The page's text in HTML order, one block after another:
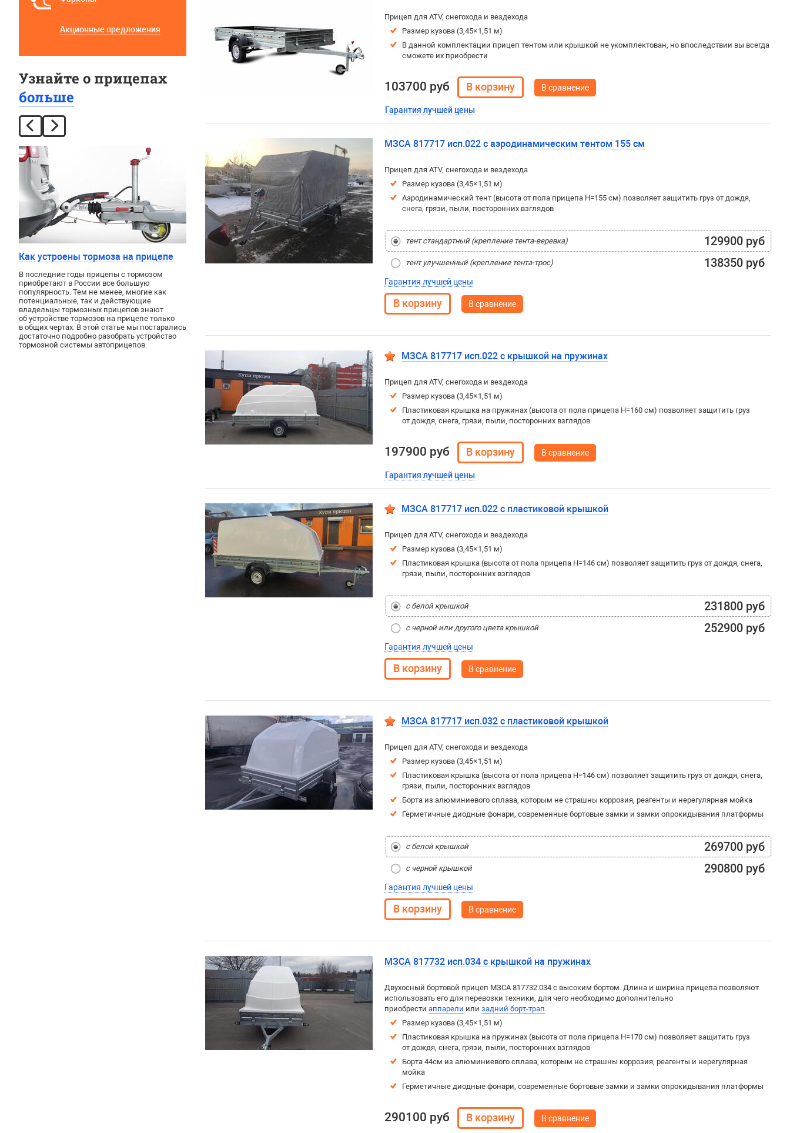
Прицеп для ATV, снегохода и вездехода
Размер кузова (3,45×1,51 м)
В данной комплектации прицеп тентом или крышкой не укомплектован, но впоследствии вы всегда
сможете их приобрести
103700 руб
Гарантия лучшей цены
В сравнение
МЗСА 817717 исп.022 с аэродинамическим тентом 155 см
Прицеп для ATV, снегохода и вездехода
Размер кузова (3,45×1,51 м)
Аэродинамический тент (высота от пола прицепа H=155 см) позволяет защитить груз от дождя,
снега, грязи, пыли, посторонних взглядов
тент стандартный (крепление тента-веревка) 129900 руб
тент улучшенный (крепление тента-трос) 138350 руб
Гарантия лучшей цены
В сравнение
МЗСА 817717 исп.022 с крышкой на пружинах
Прицеп для ATV, снегохода и вездехода
Размер кузова (3,45×1,51 м)
Пластиковая крышка на пружинах (высота от пола прицепа H=160 см) позволяет защитить груз
от дождя, снега, грязи, пыли, посторонних взглядов
197900 руб
Гарантия лучшей цены
В сравнение
МЗСА 817717 исп.022 с пластиковой крышкой
Прицеп для ATV, снегохода и вездехода
Размер кузова (3,45×1,51 м)
Пластиковая крышка (высота от пола прицепа H=146 см) позволяет защитить груз от дождя, снега,
грязи, пыли, посторонних взглядов
с белой крышкой 231800 руб
с черной или другого цвета крышкой 252900 руб
Гарантия лучшей цены
В сравнение
МЗСА 817717 исп.032 с пластиковой крышкой
Прицеп для ATV, снегохода и вездехода
Размер кузова (3,45×1,51 м)
Пластиковая крышка (высота от пола прицепа H=146 см) позволяет защитить груз от дождя, снега,
грязи, пыли, посторонних взглядов
Борта из алюминиевого сплава, которым не страшны коррозия, реагенты и нерегулярная мойка
Герметичные диодные фонари, современные бортовые замки и замки опрокидывания платформы
с белой крышкой 269700 руб
с черной крышкой 290800 руб
Гарантия лучшей цены
В сравнение
МЗСА 817732 исп.034 с крышкой на пружинах
Двухосный бортовой прицеп МЗСА 817732.034 с высоким бортом. Длина и ширина прицепа позволяют
использовать его для перевозки техники, для чего необходимо дополнительно
приобрести аппарели или задний борт-трап.
Размер кузова (3,45×1,51 м)
Пластиковая крышка на пружинах (высота от пола прицепа H=170 см) позволяет защитить груз
от дождя, снега, грязи, пыли, посторонних взглядов
Борта 44см из алюминиевого сплава, которым не страшны коррозия, реагенты и нерегулярная
мойка
Герметичные диодные фонари, современные бортовые замки и замки опрокидывания платформы
290100 руб В сравнение
Акционные предложения
Узнайте о прицепах
больше
Как устроены тормоза на прицепе
В последние годы прицепы с тормозом
приобретают в России все большую
популярность. Тем не менее, многие как
потенциальные, так и действующие
владельцы тормозных прицепов знают
об устройстве тормозов на прицепе только
в общих чертах. В этой статье мы постарались
достаточно подробно разобрать устройство
тормозной системы автоприцепов.